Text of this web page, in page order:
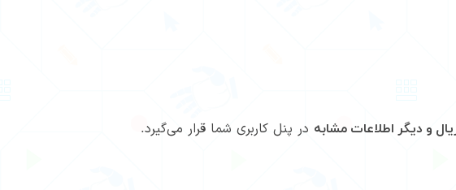
و دیگر اطلاعات مشابه در پنل کاربری شما قرار می‌گیرد.